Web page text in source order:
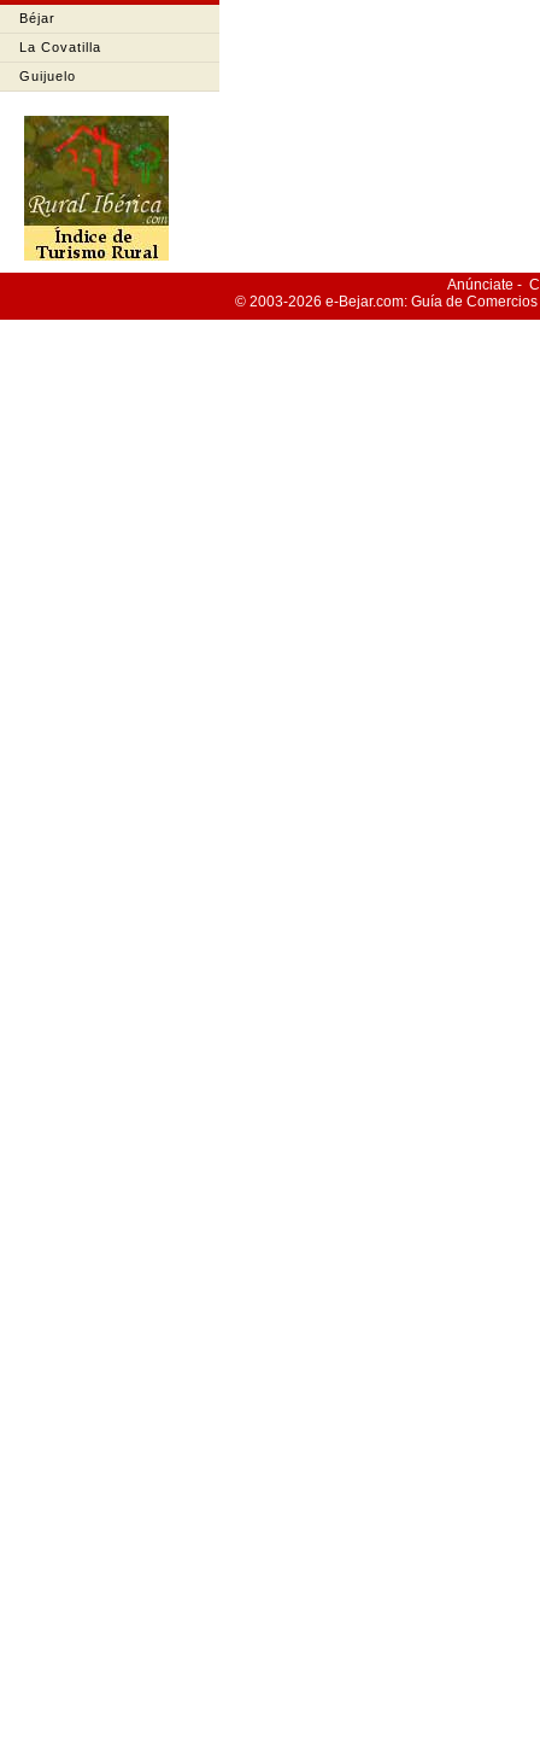
Béjar
La Covatilla
Guijuelo
Anúnciate -
© 2003-2026 e-Bejar.com: Guía de